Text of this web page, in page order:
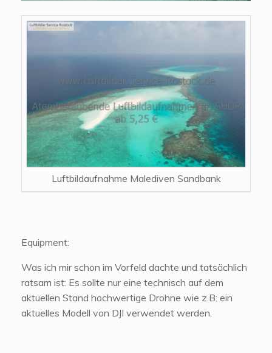
Luftbildaufnahme Malediven Sandbank
Equipment:
Was ich mir schon im Vorfeld dachte und tatsächlich
ratsam ist: Es sollte nur eine technisch auf dem
aktuellen Stand hochwertige Drohne wie z.B: ein
aktuelles Modell von DJI verwendet werden.